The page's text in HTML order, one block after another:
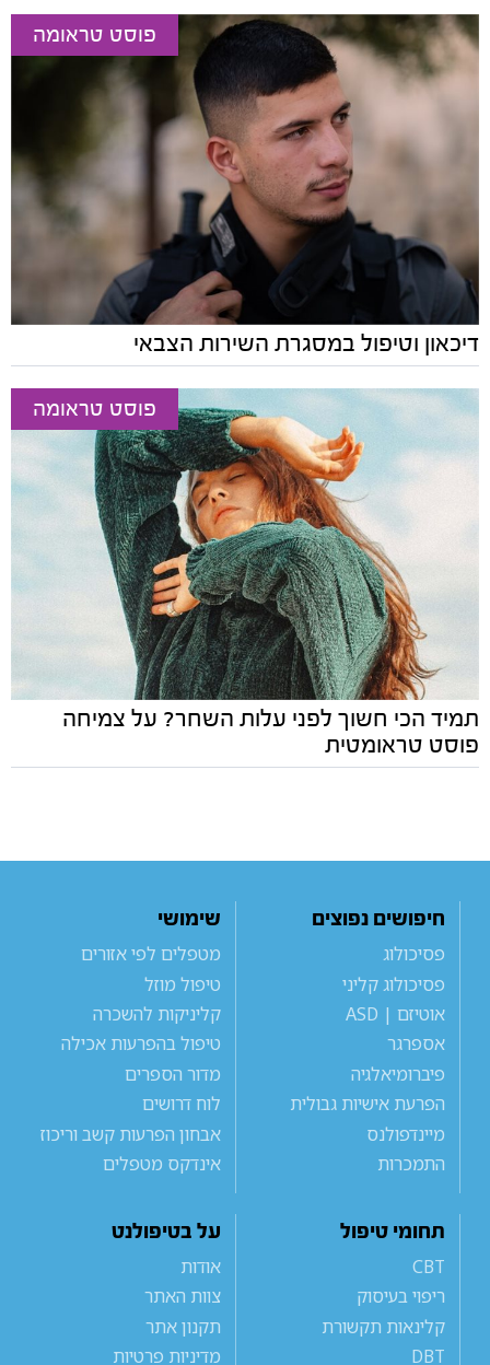
פוסט טראומה
דיכאון וטיפול במסגרת השירות הצבאי
פוסט טראומה
תמיד הכי חשוך לפני עלות השחר? על צמיחה
פוסט טראומטית
חיפושים נפוצים
פסיכולוג
פסיכולוג קליני
אוטיזם | ASD
אספרגר
פיברומיאלגיה
הפרעת אישיות גבולית
מיינדפולנס
התמכרות
שימושי
מטפלים לפי אזורים
טיפול מוזל
קליניקות להשכרה
טיפול בהפרעות אכילה
מדור הספרים
לוח דרושים
אבחון הפרעות קשב וריכוז
אינדקס מטפלים
תחומי טיפול
CBT
ריפוי בעיסוק
קלינאות תקשורת
DBT
על בטיפולנט
אודות
צוות האתר
תקנון אתר
מדיניות פרטיות